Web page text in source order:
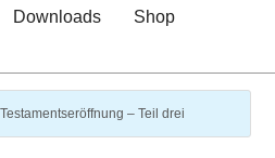
Downloads Shop
– Teil drei